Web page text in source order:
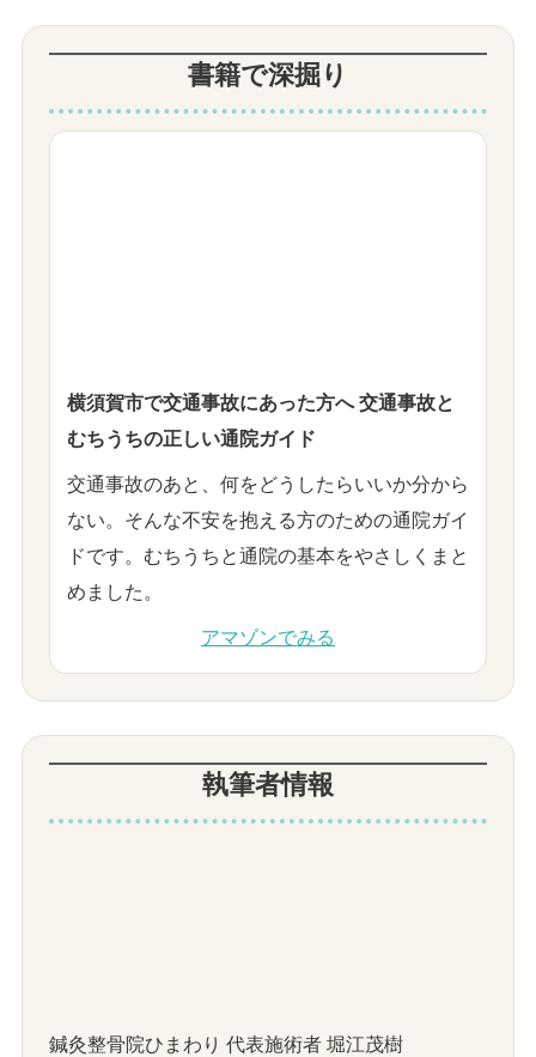
書籍で深掘り
横須賀市で交通事故にあった方へ 交通事故と
むちうちの正しい通院ガイド
交通事故のあと、何をどうしたらいいか分から
ない。そんな不安を抱える方のための通院ガイ
ドです。むちうちと通院の基本をやさしくまと
めました。
アマゾンでみる
執筆者情報
鍼灸整骨院ひまわり 代表施術者 堀江茂樹